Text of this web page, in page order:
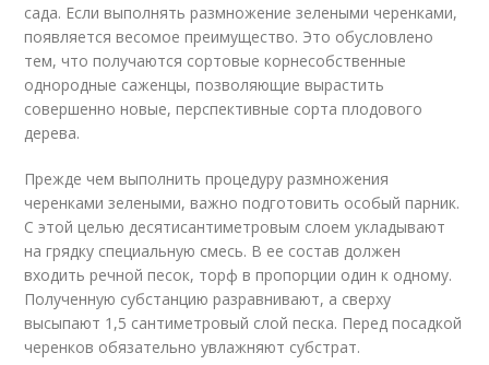
сада. Если выполнять размножение зелеными черенками,
появляется весомое преимущество. Это обусловлено
тем, что получаются сортовые корнесобственные
однородные саженцы, позволяющие вырастить
совершенно новые, перспективные сорта плодового
дерева.
Прежде чем выполнить процедуру размножения
черенками зелеными, важно подготовить особый парник.
С этой целью десятисантиметровым слоем укладывают
на грядку специальную смесь. В ее состав должен
входить речной песок, торф в пропорции один к одному.
Полученную субстанцию разравнивают, а сверху
высыпают 1,5 сантиметровый слой песка. Перед посадкой
черенков обязательно увлажняют субстрат.